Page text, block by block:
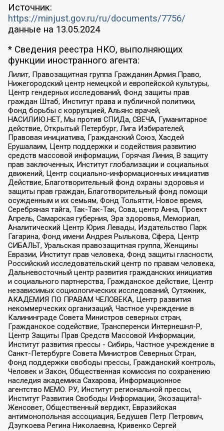
Источник:
https://minjust.gov.ru/ru/documents/7756/
данные на 13.05.2024
* Сведения реестра НКО, выполняющих
функции иностранного агента:
Лилит, Правозащитная группа Гражданин.Армия.Право,
Нижегородский центр немецкой и европейской культуры,
Центр гендерных исследований, Фонд защиты прав
граждан Штаб, Институт права и публичной политики,
Фонд борьбы с коррупцией, Альянс врачей,
НАСИЛИЮ.НЕТ, Мы против СПИДа, СВЕЧА, Гуманитарное
действие, Открытый Петербург, Лига Избирателей,
Правовая инициатива, Гражданский Союз, Хасдей
Ерушалаим, Центр поддержки и содействия развитию
средств массовой информации, Горячая Линия, В защиту
прав заключенных, Институт глобализации и социальных
движений, Центр социально-информационных инициатив
Действие, Благотворительный фонд охраны здоровья и
защиты прав граждан, Благотворительный фонд помощи
осужденным и их семьям, Фонд Тольятти, Новое время,
Серебряная тайга, Так-Так-Так, Сова, центр Анна, Проект
Апрель, Самарская губерния, Эра здоровья, Мемориал,
Аналитический Центр Юрия Левады, Издательство Парк
Гагарина, Фонд имени Андрея Рылькова, Сфера, Центр
СИБАЛЬТ, Уральская правозащитная группа, Женщины
Евразии, Институт прав человека, Фонд защиты гласности,
Российский исследовательский центр по правам человека,
Дальневосточный центр развития гражданских инициатив
и социального партнерства, Гражданское действие, Центр
независимых социологических исследований, Сутяжник,
АКАДЕМИЯ ПО ПРАВАМ ЧЕЛОВЕКА, Центр развития
некоммерческих организаций, Частное учреждение в
Калининграде Совета Министров северных стран,
Гражданское содействие, Трансперенси Интернешнл-Р,
Центр Защиты Прав Средств Массовой Информации,
Институт развития прессы - Сибирь, Частное учреждение в
Санкт-Петербурге Совета Министров Северных Стран,
Фонд поддержки свободы прессы, Гражданский контроль,
Человек и Закон, Общественная комиссия по сохранению
наследия академика Сахарова, Информационное
агентство МЕМО. РУ, Институт региональной прессы,
Институт Развития Свободы Информации, Экозащита!-
Женсовет, Общественный вердикт, Евразийская
антимонопольная ассоциация, Бедушев Петр Петрович,
Дзугкоева Регина Николаевна, Кривенко Сергей